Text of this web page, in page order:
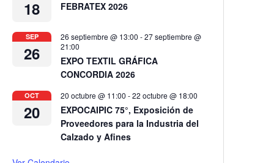
18 FEBRATEX 2026
SEP
26
26 septiembre @ 13:00 -27 septiembre @
21:00
EXPO TEXTIL GRÁFICA
CONCORDIA 2026
OCT
20
20 octubre @ 11:00 -22 octubre @ 18:00
EXPOCAIPIC 75°, Exposición de
Proveedores para la Industria del
Calzado y Afines